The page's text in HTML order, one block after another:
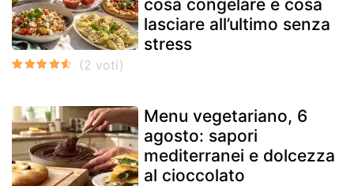
cosa congelare e cosa
lasciare all’ultimo senza
stress
Menu vegetariano, 6
agosto: sapori
mediterranei e dolcezza
al cioccolato